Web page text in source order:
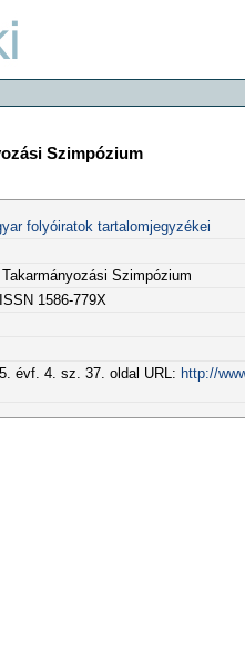
Szimpózium
folyóiratok tartalomjegyzékei
Szimpózium
1586-779X
évf. 4. sz. 37. oldal URL: http://